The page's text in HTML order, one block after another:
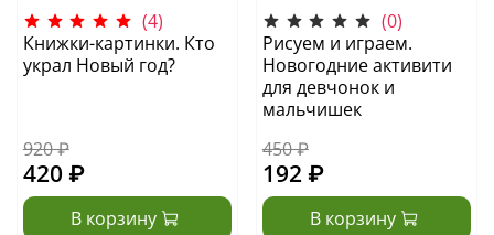
(4)
Книжки-картинки. Кто
украл Новый год?
920 ₽
420 ₽
В корзину
(0)
Рисуем и играем.
Новогодние активити
для девчонок и
мальчишек
450 ₽
192 ₽
В корзину